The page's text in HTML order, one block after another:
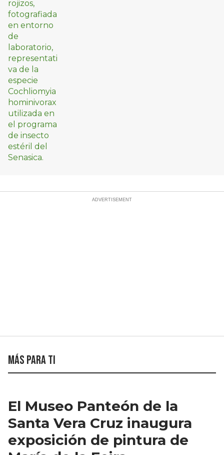
Más para ti
El Museo Panteón de la
Santa Vera Cruz inaugura
exposición de pintura de